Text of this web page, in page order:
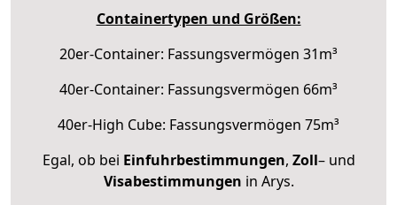
Containertypen und Größen:
20er-Container: Fassungsvermögen 31m³
40er-Container: Fassungsvermögen 66m³
40er-High Cube: Fassungsvermögen 75m³
Egal, ob bei Einfuhrbestimmungen, Zoll– und
Visabestimmungen in Arys.